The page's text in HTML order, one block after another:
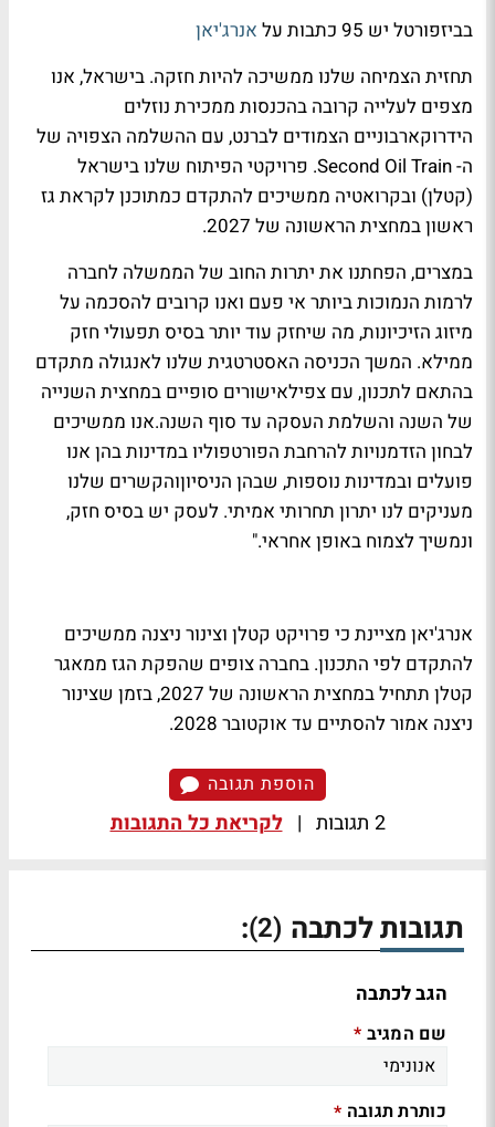
בביזפורטל יש 95 כתבות על
אנרג'יאן
תחזית הצמיחה שלנו ממשיכה להיות חזקה. בישראל, אנו
מצפים לעלייה קרובה בהכנסות ממכירת נוזלים
הידרוקארבוניים הצמודים לברנט, עם ההשלמה הצפויה של
ה- Second Oil Train. פרויקטי הפיתוח שלנו בישראל
(קטלן) ובקרואטיה ממשיכים להתקדם כמתוכנן לקראת גז
ראשון במחצית הראשונה של 2027.
במצרים, הפחתנו את יתרות החוב של הממשלה לחברה
לרמות הנמוכות ביותר אי פעם ואנו קרובים להסכמה על
מיזוג הזיכיונות, מה שיחזק עוד יותר בסיס תפעולי חזק
ממילא. המשך הכניסה האסטרטגית שלנו לאנגולה מתקדם
בהתאם לתכנון, עם צפילאישורים סופיים במחצית השנייה
של השנה והשלמת העסקה עד סוף השנה.אנו ממשיכים
לבחון הזדמנויות להרחבת הפורטפוליו במדינות בהן אנו
פועלים ובמדינות נוספות, שבהן הניסיוןוהקשרים שלנו
מעניקים לנו יתרון תחרותי אמיתי. לעסק יש בסיס חזק,
ונמשיך לצמוח באופן אחראי."
אנרג'יאן מציינת כי פרויקט קטלן וצינור ניצנה ממשיכים
להתקדם לפי התכנון. בחברה צופים שהפקת הגז ממאגר
קטלן תתחיל במחצית הראשונה של 2027, בזמן שצינור
ניצנה אמור להסתיים עד אוקטובר 2028.
הוספת תגובה
2 תגובות | לקריאת כל התגובות
תגובות לכתבה (2)
:
הגב לכתבה
שם המגיב *
כותרת תגובה *